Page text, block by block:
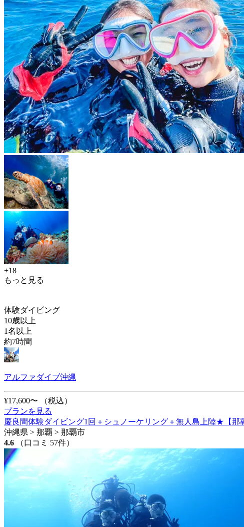
+18
もっと見る
体験ダイビング
10歳以上
1名以上
約7時間
アルファダイブ沖縄
¥17,600〜
（税込）
プランを見る
慶良間体験ダイビング1回＋シュノーケリング＋無人島上陸★【
沖縄県 > 那覇 > 那覇市
4.6
（口コミ 57件）